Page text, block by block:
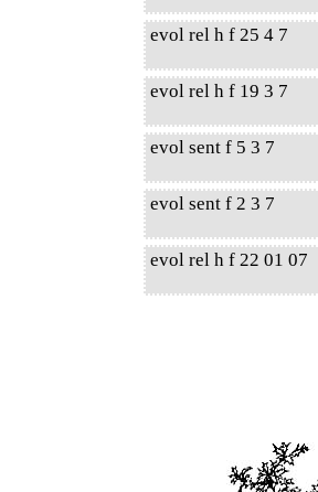
evol rel h f 25 4 7
evol rel h f 19 3 7
evol sent f 5 3 7
evol sent f 2 3 7
evol rel h f 22 01 07